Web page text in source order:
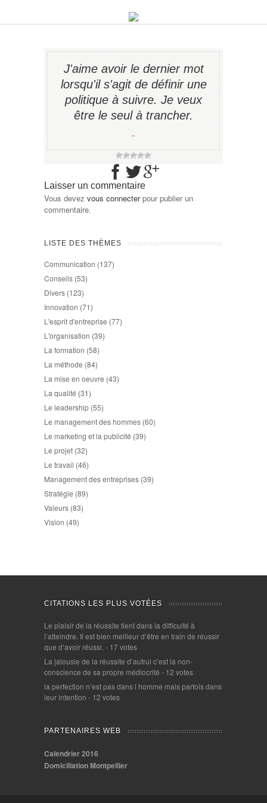
J'aime avoir le dernier mot
lorsqu'il s'agit de définir une
politique à suivre. Je veux
être le seul à trancher.
−
Laisser un commentaire
Vous devez vous connecterpour publier un
commentaire.
LISTE DES THÈMES
Communication (137)
Conseils (53)
Divers (123)
Innovation (71)
L'esprit d'entreprise (77)
L'organisation (39)
La formation (58)
La méthode (84)
La mise en oeuvre (43)
La qualité (31)
Le leadership (55)
Le management des hommes (60)
Le marketing et la publicité (39)
Le projet (32)
Le travail (46)
Management des entreprises (39)
Stratégie (89)
Valeurs (83)
Vision (49)
CITATIONS LES PLUS VOTÉES
Le plaisir de la réussite tient dans la difficulté à
l’atteindre. Il est bien meilleur d’être en train de réussir
que d’avoir réussi. - 17 votes
La jalousie de la réussite d’autrui c’est la non-
conscience de sa propre médiocrité - 12 votes
la perfection n’est pas dans l homme mais parfois dans
leur intention - 12 votes
PARTENAIRES WEB
Calendrier 2016
Domiciliation Montpellier